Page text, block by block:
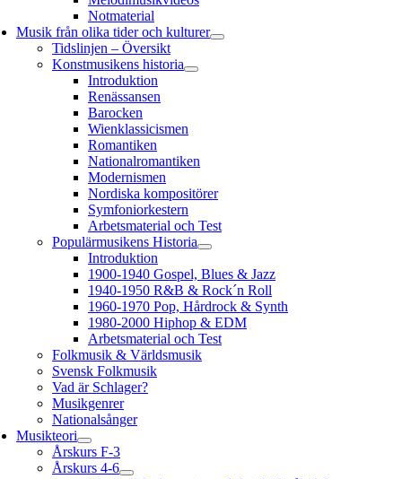
Notmaterial
Musik från olika tider och kulturer
Tidslinjen – Översikt
Konstmusikens historia
Introduktion
Renässansen
Barocken
Wienklassicismen
Romantiken
Nationalromantiken
Modernismen
Nordiska kompositörer
Symfoniorkestern
Arbetsmaterial och Test
Populärmusikens Historia
Introduktion
1900-1940 Gospel, Blues & Jazz
1940-1950 R&B & Rock´n Roll
1960-1970 Pop, Hårdrock & Synth
1980-2000 Hiphop & EDM
Arbetsmaterial och Test
Folkmusik & Världsmusik
Svensk Folkmusik
Vad är Schlager?
Musikgenrer
Nationalsånger
Musikteori
Årskurs F-3
Årskurs 4-6